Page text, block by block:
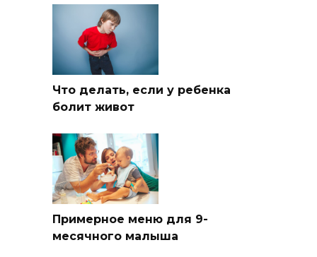
Что делать, если у ребенка
болит живот
Примерное меню для 9-
месячного малыша